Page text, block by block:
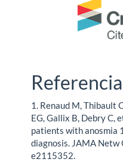
1. Renaud M, Thibault
EG, Gallix B, Debry C,
patients with anosmia
diagnosis. JAMA
e2115352.